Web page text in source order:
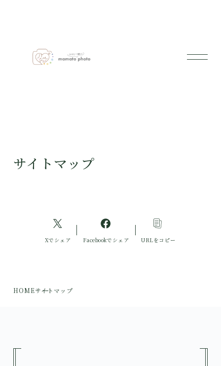
サイトマップ
Xでシェア Facebookでシェア URLをコピー
HOMEサイトマップ